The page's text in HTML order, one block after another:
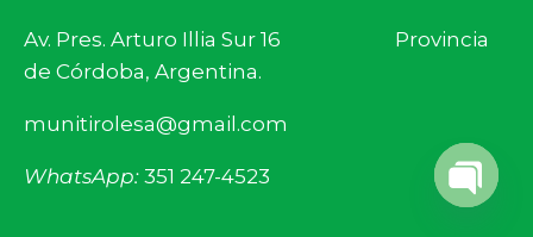
Av. Pres. Arturo Illia Sur 16 Provincia
de Córdoba, Argentina.
munitirolesa@gmail.com
WhatsApp: 351 247-4523